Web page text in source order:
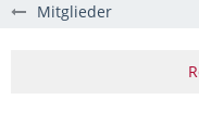
Mitglieder